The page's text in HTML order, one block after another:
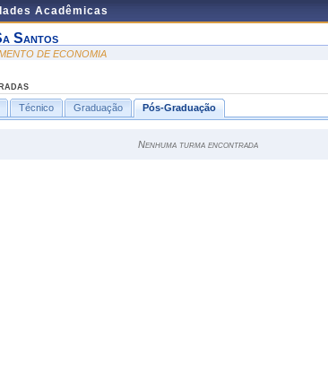
Acadêmicas
Santos
DE ECONOMIA
Técnico Graduação Pós-Graduação
Nenhuma turma encontrada